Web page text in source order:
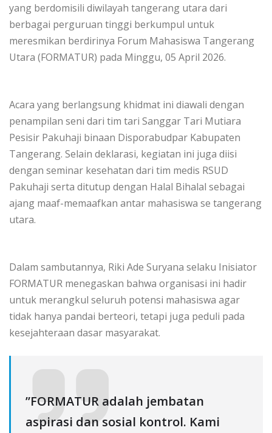
yang berdomisili diwilayah tangerang utara dari
berbagai perguruan tinggi berkumpul untuk
meresmikan berdirinya Forum Mahasiswa Tangerang
Utara (FORMATUR) pada Minggu, 05 April 2026.
‎​Acara yang berlangsung khidmat ini diawali dengan
penampilan seni dari tim tari Sanggar Tari Mutiara
Pesisir Pakuhaji binaan Disporabudpar Kabupaten
Tangerang. Selain deklarasi, kegiatan ini juga diisi
dengan seminar kesehatan dari tim medis RSUD
Pakuhaji serta ditutup dengan Halal Bihalal sebagai
ajang maaf-memaafkan antar mahasiswa se tangerang
utara.
‎Dalam sambutannya, Riki Ade Suryana selaku Inisiator
FORMATUR menegaskan bahwa organisasi ini hadir
untuk merangkul seluruh potensi mahasiswa agar
tidak hanya pandai berteori, tetapi juga peduli pada
kesejahteraan dasar masyarakat.
‎​”FORMATUR adalah jembatan
aspirasi dan sosial kontrol. Kami